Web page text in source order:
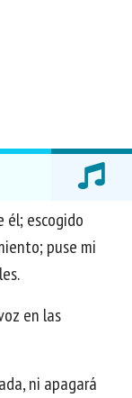
él; escogido
puse mi
en las
ni apagará